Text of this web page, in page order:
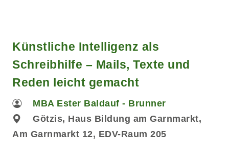
Künstliche Intelligenz als
Schreibhilfe – Mails, Texte und
Reden leicht gemacht
MBA Ester Baldauf - Brunner
Götzis, Haus Bildung am Garnmarkt,
Am Garnmarkt 12, EDV-Raum 205